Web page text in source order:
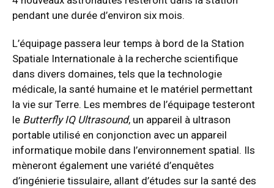
pendant une durée d’environ six mois.
L’équipage passera leur temps à bord de la Station
Spatiale Internationale à la recherche scientifique
dans divers domaines, tels que la technologie
médicale, la santé humaine et le matériel permettant
la vie sur Terre. Les membres de l’équipage testeront
le Butterfly IQ Ultrasound, un appareil à ultrason
portable utilisé en conjonction avec un appareil
informatique mobile dans l’environnement spatial. Ils
mèneront également une variété d’enquêtes
d’ingénierie tissulaire, allant d’études sur la santé des